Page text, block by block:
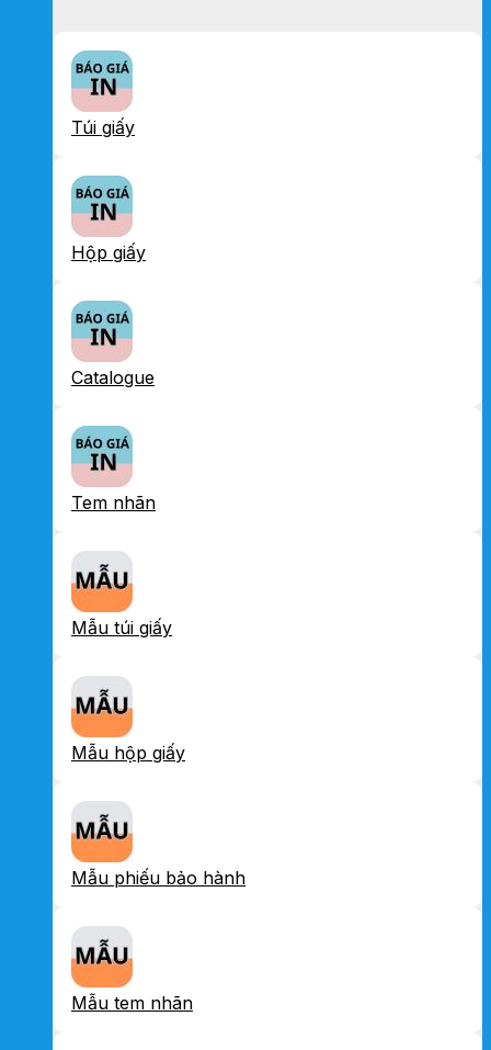
Túi giấy
Hộp giấy
Catalogue
Tem nhãn
Mẫu túi giấy
Mẫu hộp giấy
Mẫu phiếu bảo hành
Mẫu tem nhãn